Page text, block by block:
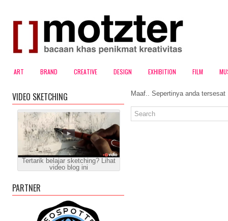
ART BRAND CREATIVE DESIGN EXHIBITION FILM
Maaf.. Sepertinya anda tersesat
VIDEO SKETCHING
Tertarik belajar sketching? Lihat
video blog ini
PARTNER